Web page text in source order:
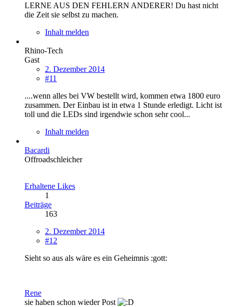
LERNE AUS DEN FEHLERN ANDERER! Du hast nicht
die Zeit sie selbst zu machen.
Inhalt melden
Rhino-Tech
Gast
2. Dezember 2014
#11
....wenn alles bei VW bestellt wird, kommen etwa 1800 euro
zusammen. Der Einbau ist in etwa 1 Stunde erledigt. Licht ist
toll und die LEDs sind irgendwie schon sehr cool...
Inhalt melden
Bacardi
Offroadschleicher
Erhaltene Likes
1
Beiträge
163
2. Dezember 2014
#12
Sieht so aus als wäre es ein Geheimnis :gott:
Rene
sie haben schon wieder Post